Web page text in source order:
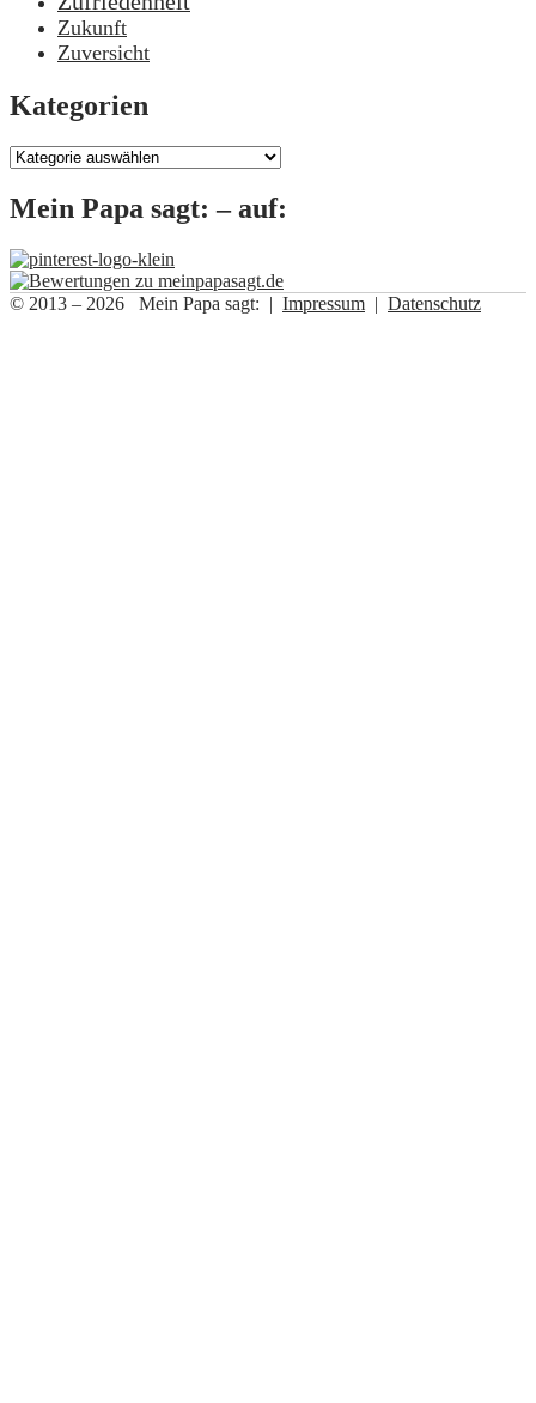
Zukunft
Zuversicht
Kategorien
Kategorien
Mein Papa sagt: – auf:
© 2013 – 2026 Mein Papa sagt: | Impressum | Datenschutz